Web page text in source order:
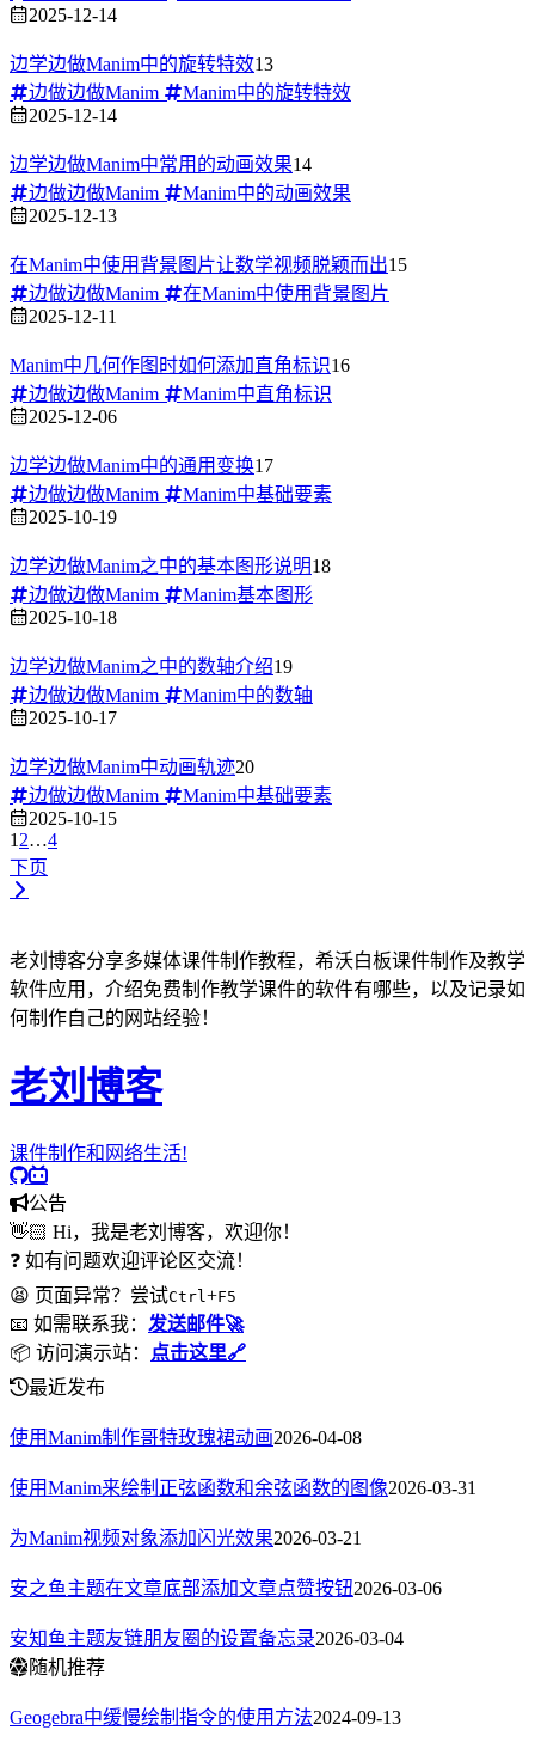
2025-12-14
边学边做Manim中的旋转特效13
边做边做Manim
Manim中的旋转特效
2025-12-14
边学边做Manim中常用的动画效果14
边做边做Manim
Manim中的动画效果
2025-12-13
在Manim中使用背景图片让数学视频脱颖而出15
边做边做Manim
在Manim中使用背景图片
2025-12-11
Manim中几何作图时如何添加直角标识16
边做边做Manim
Manim中直角标识
2025-12-06
边学边做Manim中的通用变换17
边做边做Manim
Manim中基础要素
2025-10-19
边学边做Manim之中的基本图形说明18
边做边做Manim
Manim基本图形
2025-10-18
边学边做Manim之中的数轴介绍19
边做边做Manim
Manim中的数轴
2025-10-17
边学边做Manim中动画轨迹20
边做边做Manim
Manim中基础要素
2025-10-15
1 2…4
下页
老刘博客分享多媒体课件制作教程，希沃白板课件制作及教学
软件应用，介绍免费制作教学课件的软件有哪些，以及记录如
何制作自己的网站经验！
老刘博客
课件制作和网络生活!
公告
👋🏻 Hi，我是老刘博客，欢迎你！
❓ 如有问题欢迎评论区交流！
😫 页面异常？尝试Ctrl +F5
📧 如需联系我： 发送邮件🚀
📦 访问演示站：
点击这里🔗
最近发布
使用Manim制作哥特玫瑰裙动画2026-04-08
使用Manim来绘制正弦函数和余弦函数的图像2026-03-31
为Manim视频对象添加闪光效果2026-03-21
安之鱼主题在文章底部添加文章点赞按钮2026-03-06
安知鱼主题友链朋友圈的设置备忘录2026-03-04
随机推荐
Geogebra中缓慢绘制指令的使用方法2024-09-13